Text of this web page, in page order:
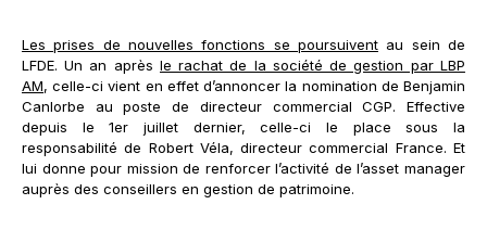
Les prises de nouvelles fonctions se poursuiventau sein de
LFDE. Un an après le rachat de la société de gestion par LBP
AM, celle-ci vient en effet d’annoncer la nomination de Benjamin
Canlorbe au poste de directeur commercial CGP. Effective
depuis le 1er juillet dernier, celle-ci le place sous la
responsabilité de Robert Véla, directeur commercial France. Et
lui donne pour mission de renforcer l’activité de l’asset manager
auprès des conseillers en gestion de patrimoine.